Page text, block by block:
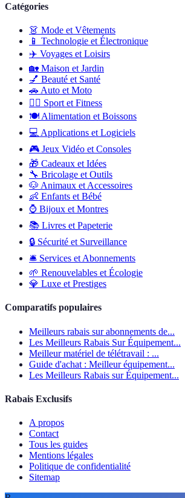
Catégories
👗 Mode et Vêtements
📱 Technologie et Électronique
✈️ Voyages et Loisirs
🏡 Maison et Jardin
💅 Beauté et Santé
🚗 Auto et Moto
🏋️‍♂️ Sport et Fitness
🍽️ Alimentation et Boissons
💻 Applications et Logiciels
🎮 Jeux Vidéo et Consoles
🎁 Cadeaux et Idées
🔧 Bricolage et Outils
🐶 Animaux et Accessoires
👶 Enfants et Bébé
⌚ Bijoux et Montres
📚 Livres et Papeterie
🔒 Sécurité et Surveillance
🛎️ Services et Abonnements
🌱 Renouvelables et Écologie
💎 Luxe et Prestiges
Comparatifs populaires
Meilleurs rabais sur abonnements de...
Les Meilleurs Rabais Sur Équipement...
Meilleur matériel de télétravail : ...
Guide d'achat : Meilleur équipement...
Les Meilleurs Rabais sur Équipement...
Rabais Exclusifs
A propos
Contact
Tous les guides
Mentions légales
Politique de confidentialité
Sitemap